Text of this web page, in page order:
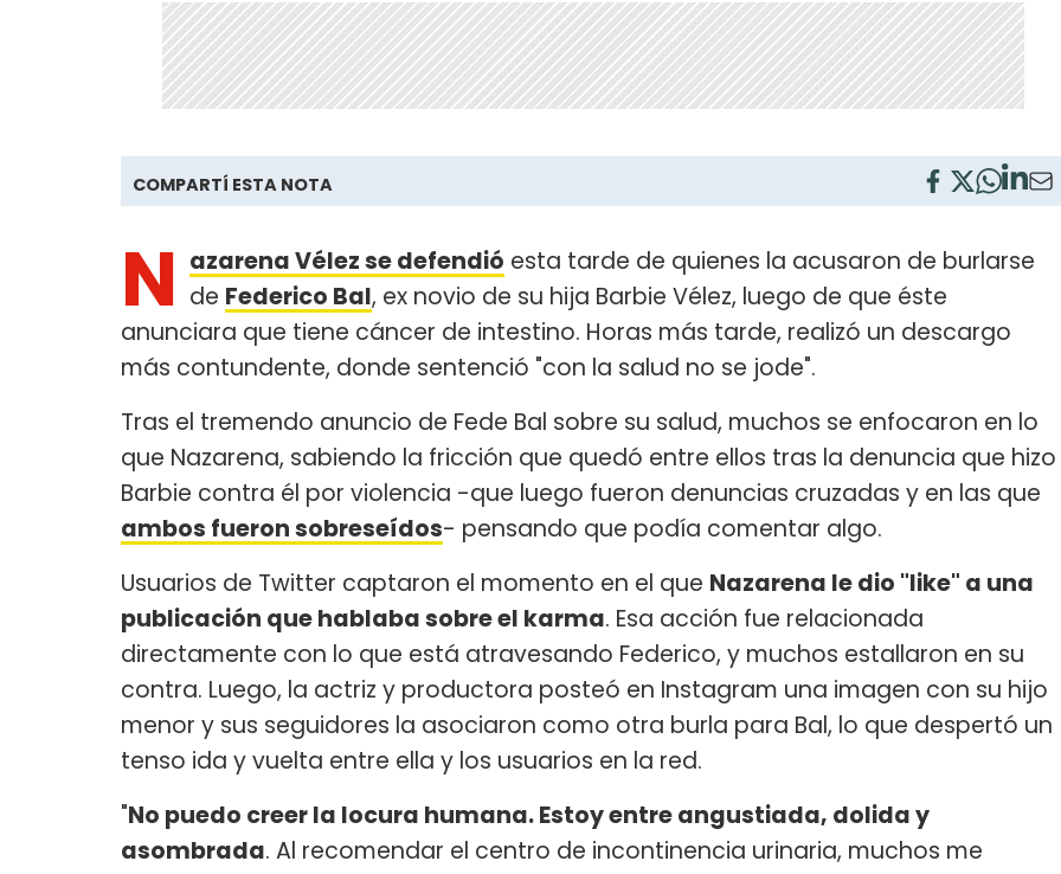
COMPARTÍ ESTA NOTA
N azarena Vélez se defendió esta tarde de quienes la acusaron de burlarse
de Federico Bal, ex novio de su hija Barbie Vélez, luego de que éste
anunciara que tiene cáncer de intestino. Horas más tarde, realizó un descargo
más contundente, donde sentenció "con la salud no se jode".
Tras el tremendo anuncio de Fede Bal sobre su salud, muchos se enfocaron en lo
que Nazarena, sabiendo la fricción que quedó entre ellos tras la denuncia que hizo
Barbie contra él por violencia -que luego fueron denuncias cruzadas y en las que
ambos fueron sobreseídos- pensando que podía comentar algo.
Usuarios de Twitter captaron el momento en el que Nazarena le dio "like" a una
publicación que hablaba sobre el karma. Esa acción fue relacionada
directamente con lo que está atravesando Federico, y muchos estallaron en su
contra. Luego, la actriz y productora posteó en Instagram una imagen con su hijo
menor y sus seguidores la asociaron como otra burla para Bal, lo que despertó un
tenso ida y vuelta entre ella y los usuarios en la red.
"No puedo creer la locura humana. Estoy entre angustiada, dolida y
asombrada. Al recomendar el centro de incontinencia urinaria, muchos me